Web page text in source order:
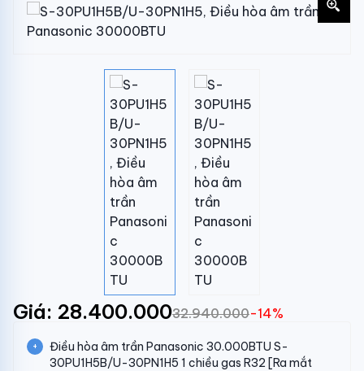
Giá: 28.400.00032.940.000-14%
Điều hòa âm trần Panasonic 30.000BTU S-
30PU1H5B/U-30PN1H5 1 chiều gas R32 [Ra mắt